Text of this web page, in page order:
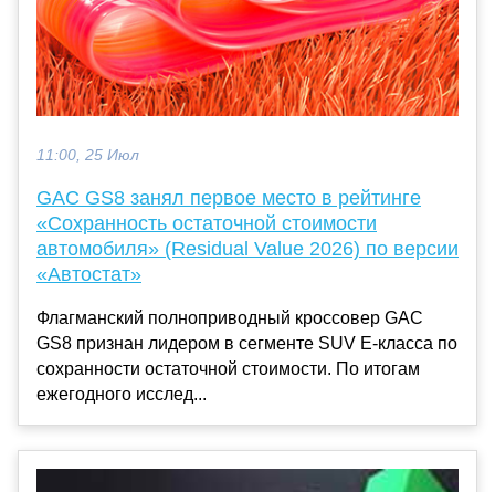
11:00, 25 Июл
GAC GS8 занял первое место в рейтинге
«Сохранность остаточной стоимости
автомобиля» (Residual Value 2026) по версии
«Автостат»
Флагманский полноприводный кроссовер GAC
GS8 признан лидером в сегменте SUV Е-класса по
сохранности остаточной стоимости. По итогам
ежегодного исслед...